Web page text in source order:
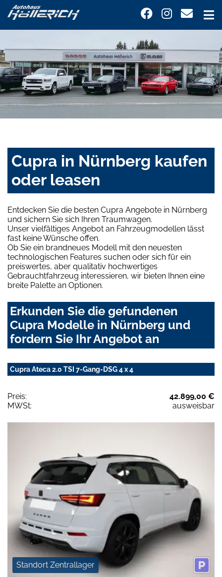
Cupra in Nürnberg kaufen
oder leasen
Entdecken Sie die besten Cupra Angebote in Nürnberg
und sichern Sie sich Ihren Traumwagen.
Unser vielfältiges Angebot an Fahrzeugmodellen lässt
fast keine Wünsche offen.
Ob Sie ein brandneues Modell mit den neuesten
technologischen Features suchen oder sich für ein
preiswertes, aber qualitativ hochwertiges
Gebrauchtfahrzeug interessieren, wir bieten Ihnen eine
breite Palette an Optionen.
Erkunden Sie die gefundenen
Cupra Modelle in Nürnberg und
fordern Sie Ihr Angebot an
Cupra Ateca 2.0 TSI 7-Gang-DSG 4 x 4
Preis:
42.899,00 €
MWSt:
ausweisbar
Standort Zentrallager